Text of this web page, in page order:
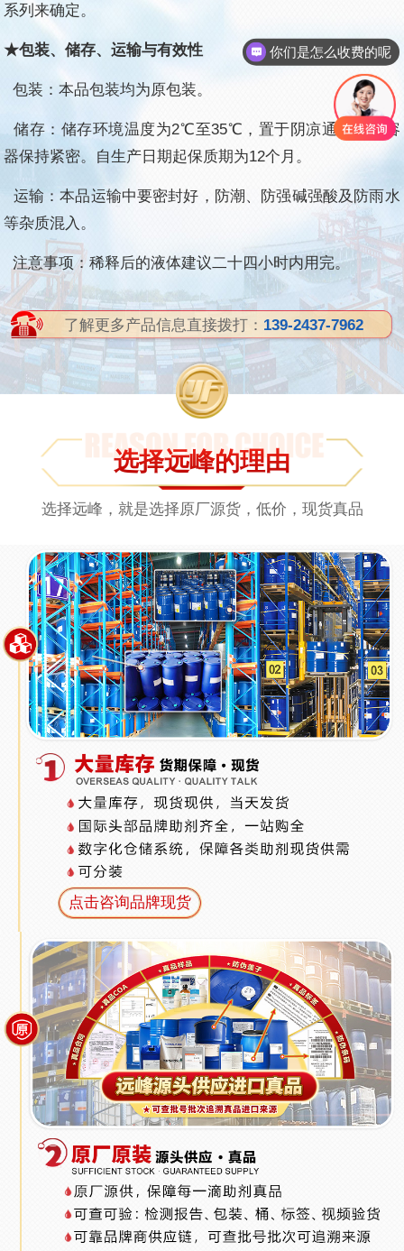
系列来确定。
★包装、储存、运输与有效性
包装：本品包装均为原包装。
储存：储存环境温度为2℃至35℃，置于阴凉通风处，容
器保持紧密。 自生产日期起保质期为12个 月。
运输：本品运输中要密封好，防潮、防强碱强酸及防雨水
等杂质混入。
注意事项：稀释后的液体建议二十四小时内用完。
了解更多产品信息直接拨打： 139-2437-7962
选择远峰的理由
选择远峰，就是选择原厂源货，低价，现货真品
点击咨询品牌现货
你们是怎么收费的呢